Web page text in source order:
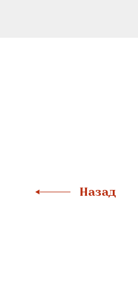
Назад